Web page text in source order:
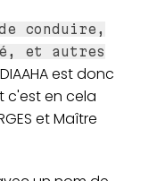
conduire,
et autres
DIAAHA est donc
c'est en cela
et Maître